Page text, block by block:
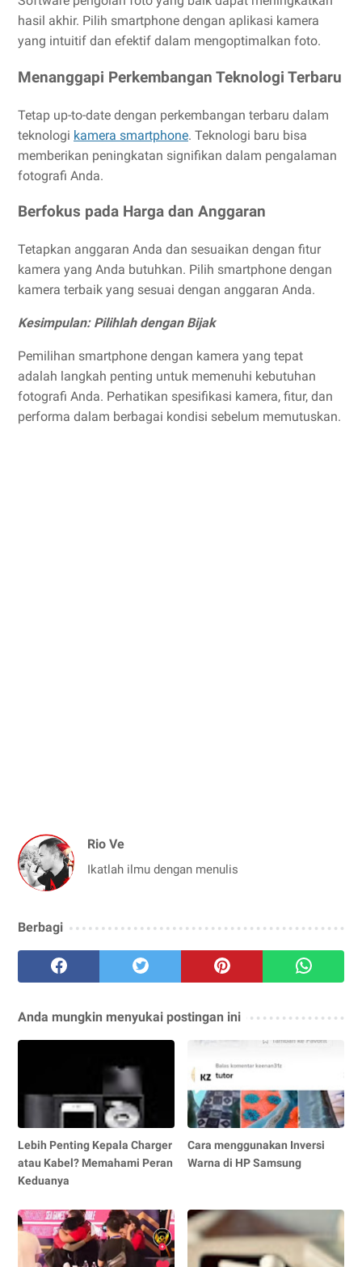
hasil akhir. Pilih smartphone dengan aplikasi kamera
yang intuitif dan efektif dalam mengoptimalkan foto.
Menanggapi Perkembangan Teknologi Terbaru
Tetap up-to-date dengan perkembangan terbaru dalam
teknologi kamera smartphone. Teknologi baru bisa
memberikan peningkatan signifikan dalam pengalaman
fotografi Anda.
Berfokus pada Harga dan Anggaran
Tetapkan anggaran Anda dan sesuaikan dengan fitur
kamera yang Anda butuhkan. Pilih smartphone dengan
kamera terbaik yang sesuai dengan anggaran Anda.
Kesimpulan: Pilihlah dengan Bijak
Pemilihan smartphone dengan kamera yang tepat
adalah langkah penting untuk memenuhi kebutuhan
fotografi Anda. Perhatikan spesifikasi kamera, fitur, dan
performa dalam berbagai kondisi sebelum memutuskan.
Rio Ve
Ikatlah ilmu dengan menulis
Berbagi
Anda mungkin menyukai postingan ini
Lebih Penting Kepala Charger
atau Kabel? Memahami Peran
Keduanya
Cara menggunakan Inversi
Warna di HP Samsung